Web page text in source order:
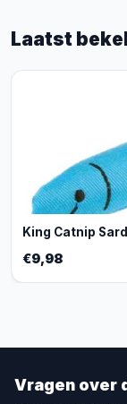
Laatst
King Catnip
€9,98
Vragen over